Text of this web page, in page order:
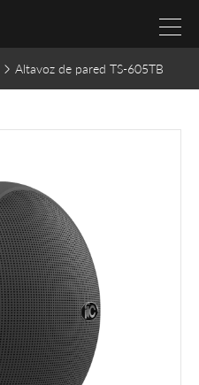
Altavoz de pared TS-605TB